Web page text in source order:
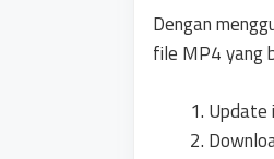
Dengan
file MP4 yang
Update